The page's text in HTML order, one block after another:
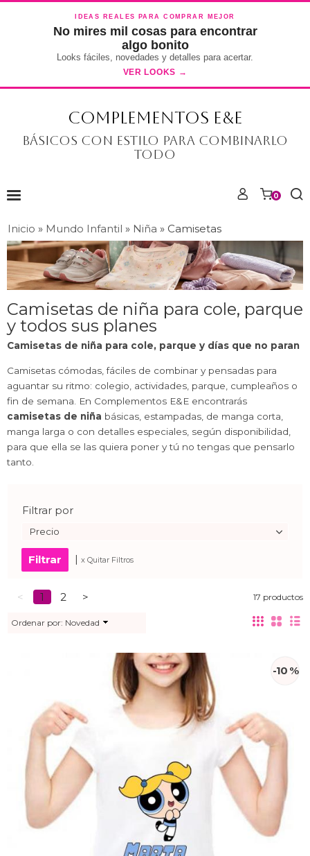
IDEAS REALES PARA COMPRAR MEJOR
No mires mil cosas para encontrar
algo bonito
Looks fáciles, novedades y detalles para acertar.
VER LOOKS →
COMPLEMENTOS E&E
Básicos con estilo para combinarlo
todo
0
Inicio » Mundo Infantil » Niña » Camisetas
Camisetas de niña para cole, parque
y todos sus planes
Camisetas de niña para cole, parque y días que no paran
Camisetas cómodas, fáciles de combinar y pensadas para
aguantar su ritmo: colegio, actividades, parque, cumpleaños o
fin de semana. En Complementos E&E encontrarás
camisetas de niña básicas, estampadas, de manga corta,
manga larga o con detalles especiales, según disponibilidad,
para que ella se las quiera poner y tú no tengas que pensarlo
tanto.
Filtrar por
Precio
| x Quitar Filtros
< 1 2 > 17 productos
Ordenar por: Novedad
-10 %